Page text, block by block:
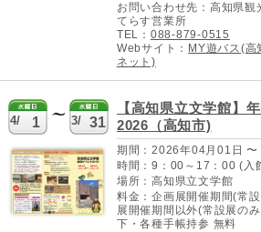
お問い合わせ先：高知県観
てらす営業所
TEL： 088-879-0515
Webサイト： MY遊バス(高
ネット)
4/ 1 3/ 31
【高知県立文学館】
2026（高知市)
期間：2026年04月01日
時間：9：00～17：00 (入
場所：高知県立文学館
料金：企画展開催期間(常
展開催期間以外(常設展の
下・各種手帳持参 無料